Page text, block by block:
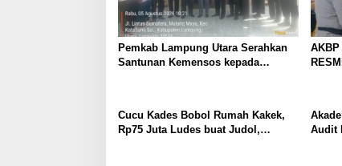
Pemkab Lampung Utara Serahkan
Santunan Kemensos kepada
AKBP
Cucu Kades Bobol Rumah Kakek,
Rp75 Juta Ludes buat Judol,
Audit